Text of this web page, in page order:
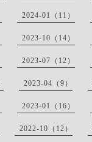
2024-01（11）
2023-10（14）
2023-07（12）
2023-04（9）
2023-01（16）
2022-10（12）